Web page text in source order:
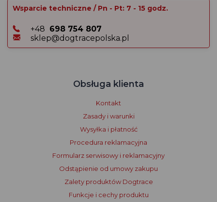
Wsparcie techniczne / Pn - Pt: 7 - 15 godz.
+48 698 754 807
sklep@dogtracepolska.pl
Obsługa klienta
Kontakt
Zasady i warunki
Wysyłka i płatność
Procedura reklamacyjna
Formularz serwisowy i reklamacyjny
Odstąpienie od umowy zakupu
Zalety produktów Dogtrace
Funkcje i cechy produktu